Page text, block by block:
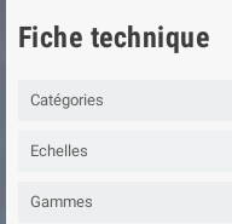
Fiche technique
Catégories
Echelles
Gammes